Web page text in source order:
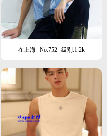
在上海 No.752 级别:1.2k